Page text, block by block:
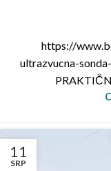
https://
ultrazvucna-
11
SRP